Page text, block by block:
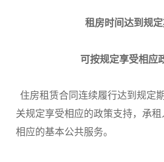
租房时间达到规
可按规定享受相应
住房租赁合同连续履行达到规定
关规定享受相应的政策支持，承
相应的基本公共服务。